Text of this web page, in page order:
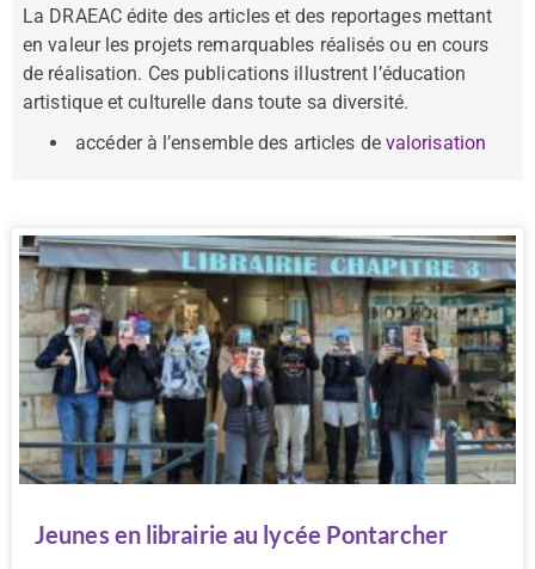
La DRAEAC édite des articles et des reportages mettant
en valeur les projets remarquables réalisés ou en cours
de réalisation. Ces publications illustrent l’éducation
artistique et culturelle dans toute sa diversité.
accéder à l’ensemble des articles de valorisation
Jeunes en librairie au lycée Pontarcher